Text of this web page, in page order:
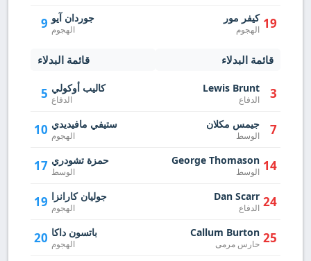
9 جوردان آيو
الهجوم
قائمة البدلاء
5 كاليب أوكولي
الدفاع
10 ستيفي مافيديدي
الهجوم
17 حمزة تشودري
الوسط
19 جوليان كارانزا
الهجوم
20 باتسون داكا
الهجوم
19 كيفر مور
الهجوم
قائمة البدلاء
3
Lewis Brunt
الدفاع
7 جيمس مكلان
الوسط
14
George Thomason
الوسط
24
Dan Scarr
الدفاع
25
Callum Burton
حارس مرمى